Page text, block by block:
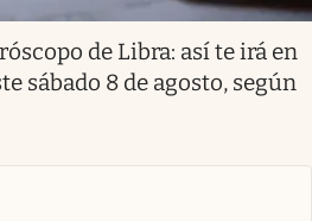
de Libra: así te irá en
sábado 8 de agosto, según